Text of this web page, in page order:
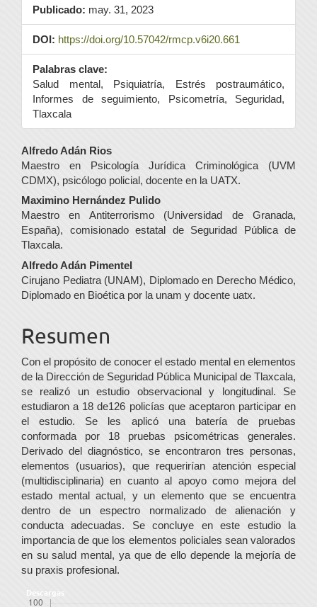
Publicado: may. 31, 2023
DOI: https://doi.org/10.57042/rmcp.v6i20.661
Palabras clave:
Salud mental, Psiquiatría, Estrés postraumático,
Informes de seguimiento, Psicometría, Seguridad,
Tlaxcala
Contenido
principal
del
artículo
Alfredo Adán Rios
Maestro en Psicología Jurídica Criminológica (UVM
CDMX), psicólogo policial, docente en la UATX.
Maximino Hernández Pulido
Maestro en Antiterrorismo (Universidad de Granada,
España), comisionado estatal de Seguridad Pública de
Tlaxcala.
Alfredo Adán Pimentel
Cirujano Pediatra (UNAM), Diplomado en Derecho Médico,
Diplomado en Bioética por la unam y docente uatx.
Resumen
Con el propósito de conocer el estado mental en elementos
de la Dirección de Seguridad Pública Municipal de Tlaxcala,
se realizó un estudio observacional y longitudinal. Se
estudiaron a 18 de126 policías que aceptaron participar en
el estudio. Se les aplicó una batería de pruebas
conformada por 18 pruebas psicométricas generales.
Derivado del diagnóstico, se encontraron tres personas,
elementos (usuarios), que requerirían atención especial
(multidisciplinaria) en cuanto al apoyo como mejora del
estado mental actual, y un elemento que se encuentra
dentro de un espectro normalizado de alienación y
conducta adecuadas. Se concluye en este estudio la
importancia de que los elementos policiales sean valorados
en su salud mental, ya que de ello depende la mejoría de
su praxis profesional.
Descargas